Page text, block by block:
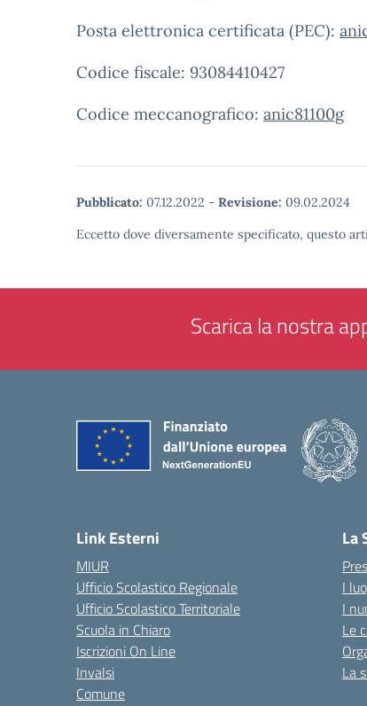
Posta elettronica certificata (PEC):
Codice fiscale: 93084410427
Codice meccanografico: anic81100g
Pubblicato: 07.12.2022 - Revisione: 09.02.2024
Eccetto dove diversamente specificato, questo
Scarica la nostra
Link Esterni
MIUR
Ufficio Scolastico Regionale
Ufficio Scolastico Territoriale
Scuola in Chiaro
Iscrizioni On Line
Invalsi
Comune
La
I
I
Le
La